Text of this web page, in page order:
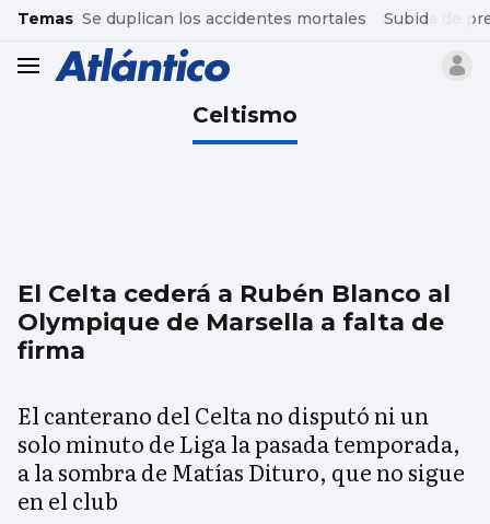
common.go-to-content
Temas Se duplican los accidentes mortales Subida de
header.menu.open
Celtismo
El Celta cederá a Rubén Blanco al
Olympique de Marsella a falta de
firma
El canterano del Celta no disputó ni un
solo minuto de Liga la pasada temporada,
a la sombra de Matías Dituro, que no sigue
en el club